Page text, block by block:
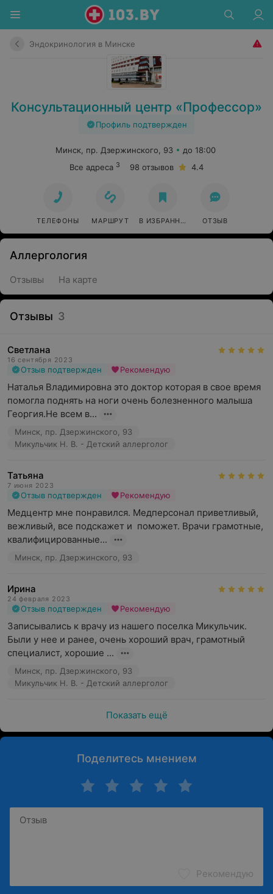
Эндокринология в Минске
Консультационный центр «Профессор»
Профиль подтвержден
Минск, пр. Дзержинского, 93
до 18:00
Все адреса 3 98 отзывов 4.4
ТЕЛЕФОНЫ МАРШРУТ В ИЗБРАННОЕ ОТЗЫВ
Аллергология
Отзывы На карте
Отзывы 3
Светлана
16 сентября 2023
Отзыв подтвержден Рекомендую
Наталья Владимировна это доктор которая в свое время
помогла поднять на ноги очень болезненного малыша
Георгия.Не всем в...
Минск, пр. Дзержинского, 93
Микульчик Н. В. - Детский аллерголог
Татьяна
7 июня 2023
Отзыв подтвержден Рекомендую
Медцентр мне понравился. Медперсонал приветливый,
вежливый, все подскажет и  поможет. Врачи грамотные,
квалифицированные...
Минск, пр. Дзержинского, 93
Ирина
24 февраля 2023
Отзыв подтвержден Рекомендую
Записывались к врачу из нашего поселка Микульчик.
Были у нее и ранее, очень хороший врач, грамотный
специалист, хорошие ...
Минск, пр. Дзержинского, 93
Микульчик Н. В. - Детский аллерголог
Показать ещё
Поделитесь мнением
Рекомендую